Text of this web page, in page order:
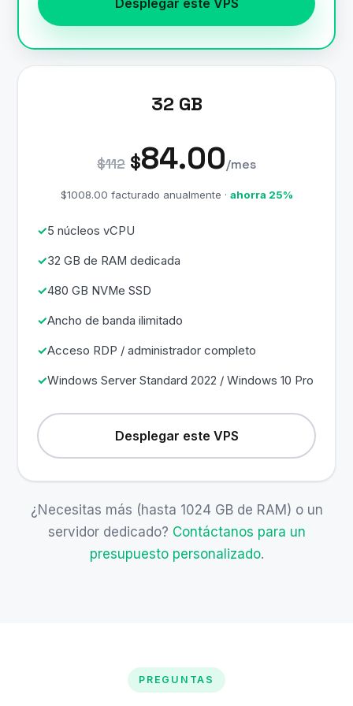
32 GB
$112 $84.00/mes
$1008.00 facturado anualmente · ahorra 25%
5 núcleos vCPU
32 GB de RAM dedicada
480 GB NVMe SSD
Ancho de banda ilimitado
Acceso RDP / administrador completo
Windows Server Standard 2022 / Windows 10 Pro
Desplegar este VPS
¿Necesitas más (hasta 1024 GB de RAM) o un
servidor dedicado? Contáctanos para un
presupuesto personalizado.
PREGUNTAS